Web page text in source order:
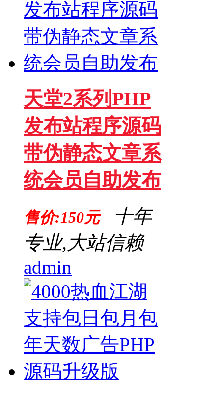
天堂2系列PHP
发布站程序源码
带伪静态文章系
统会员自助发布
售价:150元
十年
专业,大站信赖
admin